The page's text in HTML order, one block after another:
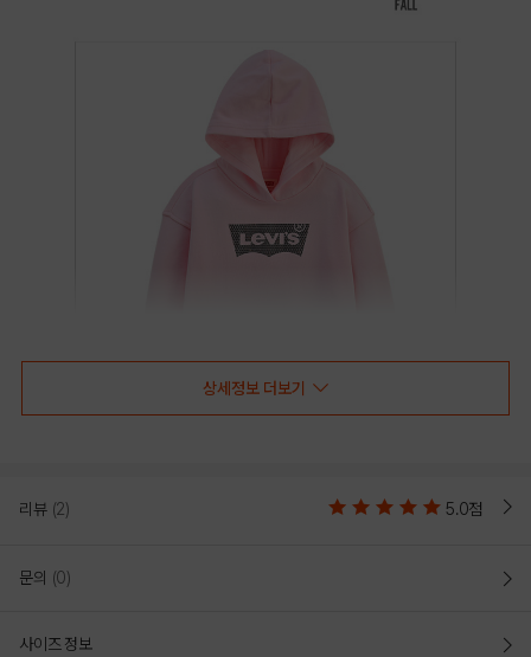
상세정보 더보기
리뷰 (2) 5.0점
문의 (0)
사이즈 정보